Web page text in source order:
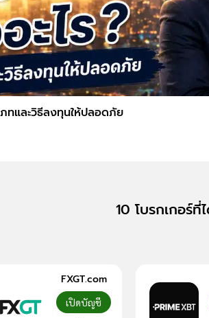
ทและวิธีลงทุนให้ปลอดภัย
10 โบรกเกอร์
FXGT.com
เปิดบัญชี